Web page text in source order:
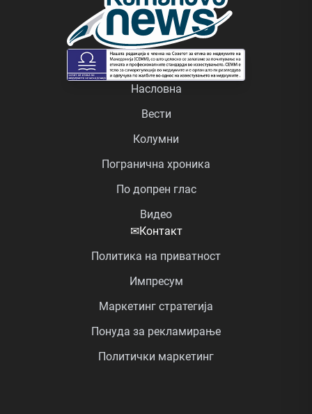
Насловна
Вести
Колумни
Погранична хроника
По допрен глас
Видео
✉Контакт
Политика на приватност
Импресум
Маркетинг стратегија
Понуда за рекламирање
Политички маркетинг